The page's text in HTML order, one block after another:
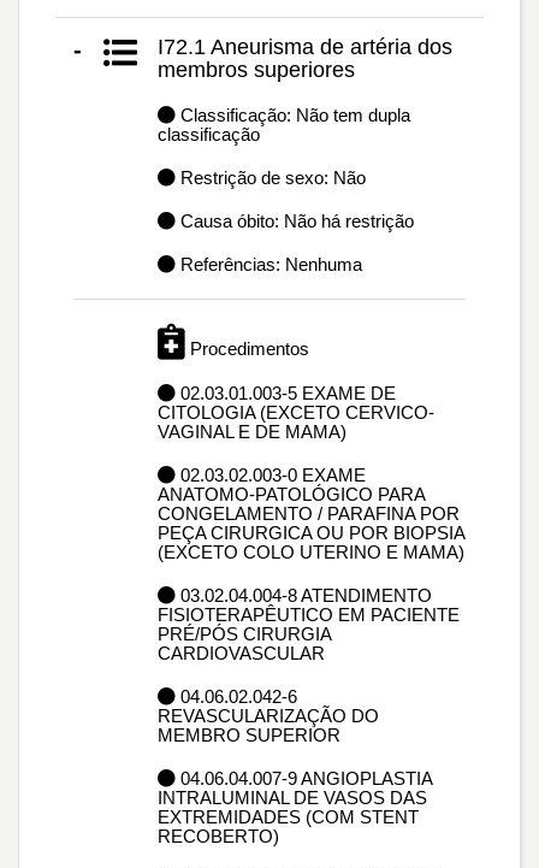
-
I72.1 Aneurisma de artéria dos
membros superiores
Classificação: Não tem dupla
classificação
Restrição de sexo: Não
Causa óbito: Não há restrição
Referências: Nenhuma
Procedimentos
02.03.01.003-5 EXAME DE
CITOLOGIA (EXCETO CERVICO-
VAGINAL E DE MAMA)
02.03.02.003-0 EXAME
ANATOMO-PATOLÓGICO PARA
CONGELAMENTO / PARAFINA POR
PEÇA CIRURGICA OU POR BIOPSIA
(EXCETO COLO UTERINO E MAMA)
03.02.04.004-8 ATENDIMENTO
FISIOTERAPÊUTICO EM PACIENTE
PRÉ/PÓS CIRURGIA
CARDIOVASCULAR
04.06.02.042-6
REVASCULARIZAÇÃO DO
MEMBRO SUPERIOR
04.06.04.007-9 ANGIOPLASTIA
INTRALUMINAL DE VASOS DAS
EXTREMIDADES (COM STENT
RECOBERTO)